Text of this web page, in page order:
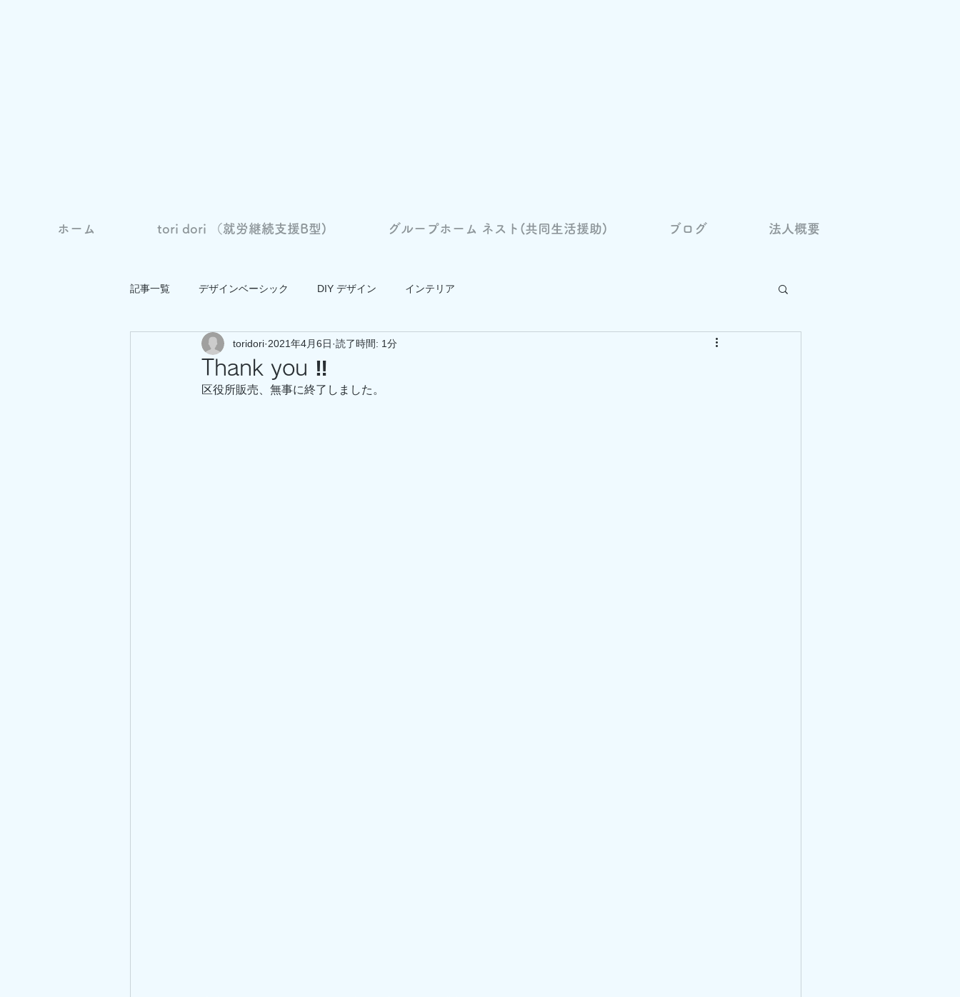
ホーム tori dori （就労継続支援B型) グループホーム ネスト(共同生活援助) ブログ 法人概要
記事一覧 デザインベーシック DIY デザイン インテリア
Thank you ‼︎
toridori 2021年4月6日 読了時間: 1分
区役所販売、無事に終了しました。